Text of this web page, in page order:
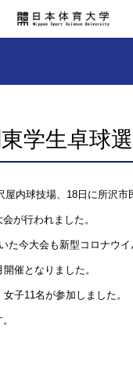
学生卓球
屋内球技場、 18 日に所沢市
が行われました。
た今大会も新型コロナウイ
催となりました。
女子11名が参加しました。